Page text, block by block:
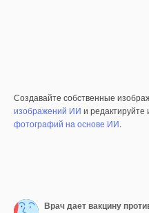
Создавайте собственные
изображений ИИ и
фотографий на основе ИИ.